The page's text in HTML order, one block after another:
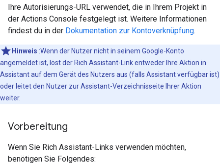
Ihre Autorisierungs-URL verwendet, die in Ihrem Projekt in
der Actions Console festgelegt ist. Weitere Informationen
findest du in der Dokumentation zur Kontoverknüpfung.
Hinweis :Wenn der Nutzer nicht in seinem Google-Konto
angemeldet ist, löst der Rich Assistant-Link entweder Ihre Aktion in
Assistant auf dem Gerät des Nutzers aus (falls Assistant verfügbar ist)
oder leitet den Nutzer zur Assistant-Verzeichnisseite Ihrer Aktion
weiter.
Vorbereitung
Wenn Sie Rich Assistant-Links verwenden möchten,
benötigen Sie Folgendes: